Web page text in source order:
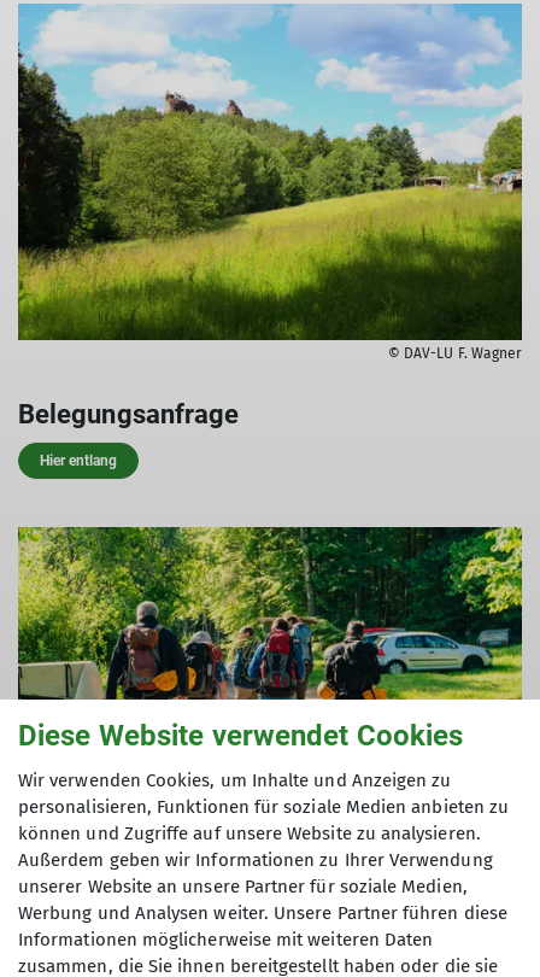
© DAV-LU F. Wagner
Belegungsanfrage
Hier entlang
© DAV-LU Yannick Romswinckel
Anfahrt
Diese Website verwendet Cookies
Wir verwenden Cookies, um Inhalte und Anzeigen zu
personalisieren, Funktionen für soziale Medien anbieten zu
können und Zugriffe auf unsere Website zu analysieren.
Außerdem geben wir Informationen zu Ihrer Verwendung
unserer Website an unsere Partner für soziale Medien,
Werbung und Analysen weiter. Unsere Partner führen diese
Informationen möglicherweise mit weiteren Daten
zusammen, die Sie ihnen bereitgestellt haben oder die sie